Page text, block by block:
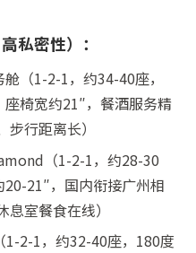
私密性）：
（1-2-1，约34-40座，
椅宽约21″，餐酒服务精
行距离长）
（1-2-1，约28-30
21″，国内衔接广州相
室餐食在线）
1-2-1，约32-40座，180度